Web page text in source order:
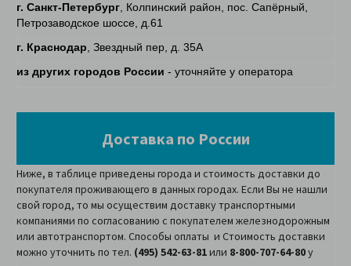
г. Санкт-Петербург , Колпинский район, пос. Сапёрный,
Петрозаводское шоссе, д.61
г. Краснодар , Звездный пер, д. 35А
из других городов России - уточняйте у оператора
Доставка по России
Ниже, в таблице приведены города и стоимость доставки до
покупателя проживающего в данных городах. Если Вы не нашли
свой город, то мы осуществим доставку транспортными
компаниями по согласованию с покупателем железнодорожным
или автотранспортом. Способы оплаты и Стоимость доставки
можно уточнить по тел. (495) 542-63-81или 8-800-707-64-80у